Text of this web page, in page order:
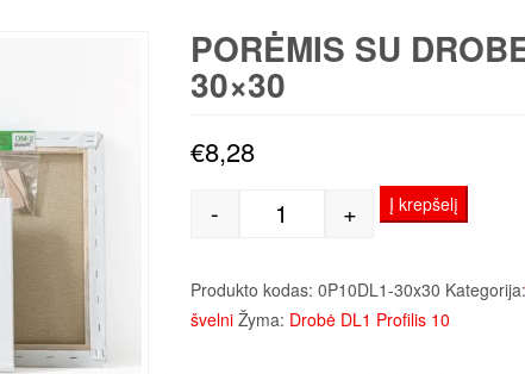
PORĖMIS SU
30×30
€8,28
produkto kiekis: Porėmis su
- + Į krepšelį
Produkto kodas: 0P10DL1-30x30 Kategorija:
švelni Žyma: Drobė DL1 Profilis 10